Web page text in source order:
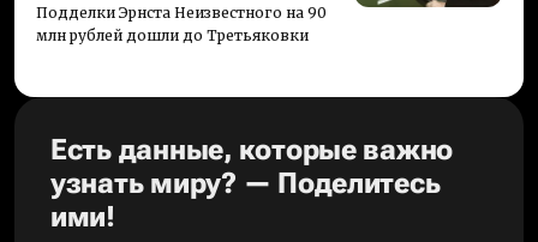
Подделки Эрнста Неизвестного на 90
млн рублей дошли до Третьяковки
Есть данные, которые важно
узнать миру? — Поделитесь
ими!